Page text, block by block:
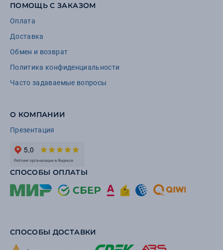
ПОМОЩЬ С ЗАКАЗОМ
Оплата
Доставка
Обмен и возврат
Политика конфиденциальности
Часто задаваемые вопросы
О КОМПАНИИ
Презентация
СПОСОБЫ ОПЛАТЫ
СПОСОБЫ ДОСТАВКИ